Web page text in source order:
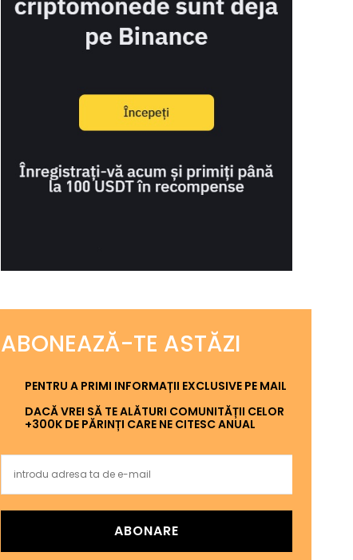
ABONEAZĂ-TE ASTĂZI
PENTRU A PRIMI INFORMAȚII EXCLUSIVE PE MAIL
DACĂ VREI SĂ TE ALĂTURI COMUNITĂȚII CELOR
+300K DE PĂRINȚI CARE NE CITESC ANUAL
ABONARE